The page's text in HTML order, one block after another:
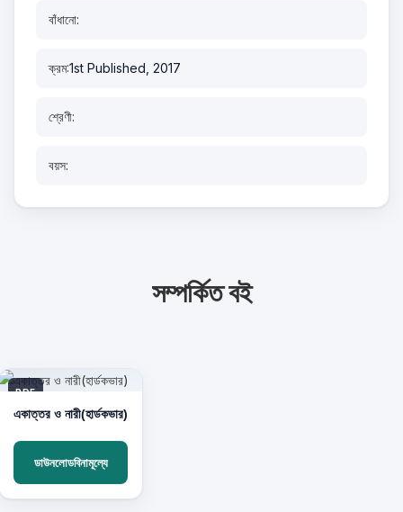
বাঁধানো:
ক্রম:1st Published, 2017
শ্রেণী:
বয়স:
সম্পর্কিত বই
PDF
একাত্তর ও নারী(হার্ডকভার)
ডাউনলোডবিনামূল্যে